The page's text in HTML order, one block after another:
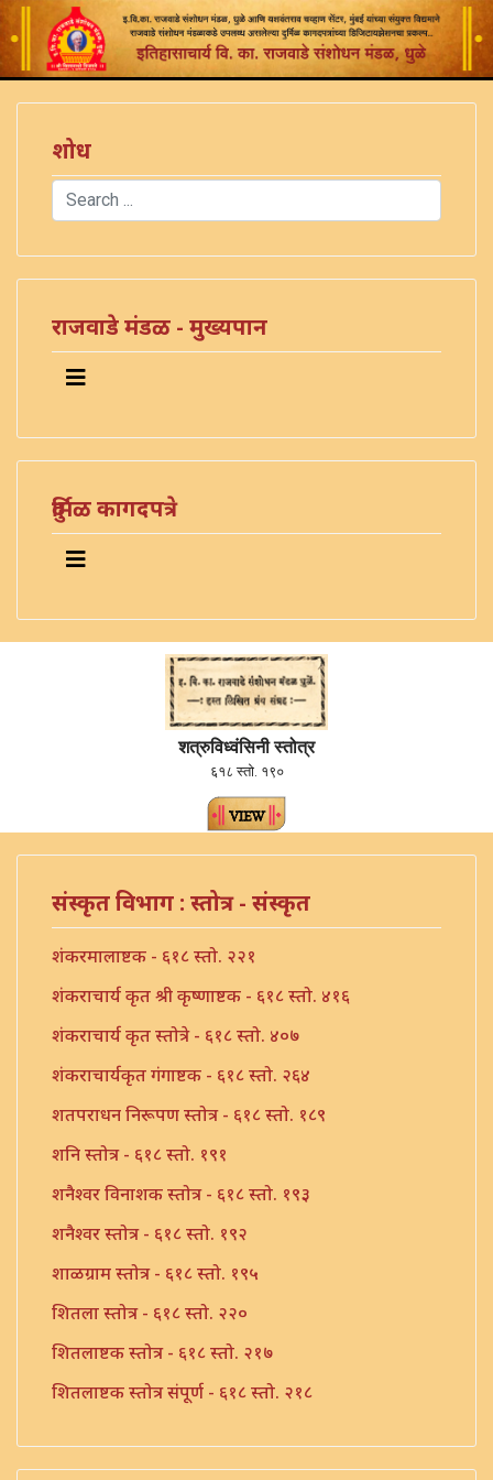
शोध
Search
राजवाडे मंडळ - मुख्यपान
दुर्मिळ कागदपत्रे
शत्रुविध्वंसिनी स्तोत्र
६१८ स्तो. १९०
संस्कृत विभाग : स्तोत्र - संस्कृत
शंकरमालाष्टक - ६१८ स्तो. २२१
शंकराचार्य कृत श्री कृष्णाष्टक - ६१८ स्तो. ४१६
शंकराचार्य कृत स्तोत्रे - ६१८ स्तो. ४०७
शंकराचार्यकृत गंगाष्टक - ६१८ स्तो. २६४
शतपराधन निरूपण स्तोत्र - ६१८ स्तो. १८९
शनि स्तोत्र - ६१८ स्तो. १९१
शनैश्वर विनाशक स्तोत्र - ६१८ स्तो. १९३
शनैश्वर स्तोत्र - ६१८ स्तो. १९२
शाळग्राम स्तोत्र - ६१८ स्तो. १९५
शितला स्तोत्र - ६१८ स्तो. २२०
शितलाष्टक स्तोत्र - ६१८ स्तो. २१७
शितलाष्टक स्तोत्र संपूर्ण - ६१८ स्तो. २१८
शिव शिव शिवशंभो श्री महादेव - ६१८ स्तो. १९६